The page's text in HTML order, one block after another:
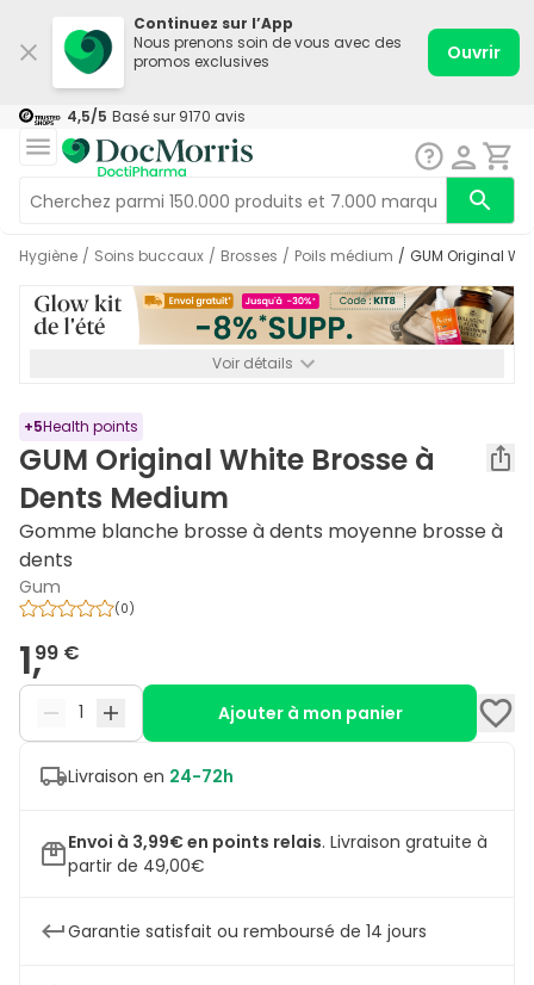
Continuez sur l’App
Nous prenons soin de vous avec des
promos exclusives
Ouvrir
4,5/5 Basé sur 9170 avis
Hygiène / Soins buccaux / Brosses / Poils médium / GUM Original
Voir détails
+5Health points
GUM Original White Brosse à
Dents Medium
Gomme blanche brosse à dents moyenne brosse à
dents
Gum
(0)
1,99 €
Ajouter à mon panier
Livraison en 24-72h
Envoi à 3,99€ en points relais. Livraison gratuite à
partir de 49,00€
Garantie satisfait ou remboursé de 14 jours